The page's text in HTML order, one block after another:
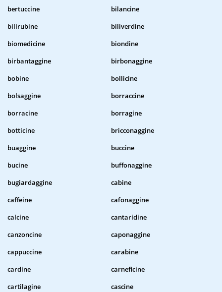
bertuccine
bilancine
bilirubine
biliverdine
biomedicine
biondine
birbantaggine
birbonaggine
bobine
bollicine
bolsaggine
borraccine
borracine
borragine
botticine
bricconaggine
buaggine
buccine
bucine
buffonaggine
bugiardaggine
cabine
caffeine
cafonaggine
calcine
cantaridine
canzoncine
caponaggine
cappuccine
carabine
cardine
carneficine
cartilagine
cascine